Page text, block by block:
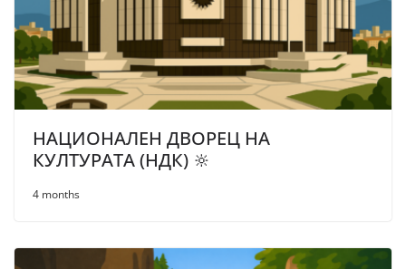
НАЦИОНАЛЕН ДВОРЕЦ НА
КУЛТУРАТА (НДК) 🔆
4 months